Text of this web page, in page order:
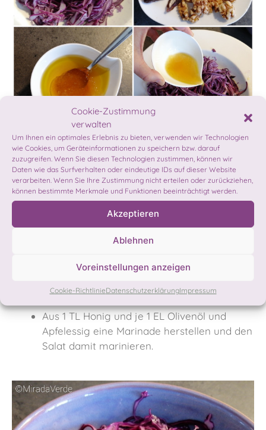
Cookie-Zustimmung
verwalten
Um Ihnen ein optimales Erlebnis zu bieten, verwenden wir Technologien
wie Cookies, um Geräteinformationen zu speichern bzw. darauf
zuzugreifen. Wenn Sie diesen Technologien zustimmen, können wir
Daten wie das Surfverhalten oder eindeutige IDs auf dieser Website
verarbeiten. Wenn Sie Ihre Zustimmung nicht erteilen oder zurückziehen,
können bestimmte Merkmale und Funktionen beeinträchtigt werden.
Akzeptieren
Ablehnen
Voreinstellungen anzeigen
Cookie-RichtlinieDatenschutzerklärungImpressum
Und so geht’s:
1/2 kleinen Kopf Blaukraut / Rotkohl sehr
1/2 kleinen Apfel in Stücke oder/und Spalten
3 Datteln entkernen und in kleine Stücke
bzw. Spalten schneiden.
Aus 1 TL Honig und je 1 EL Olivenöl und
Apfelessig eine Marinade herstellen und den
Salat damit marinieren.